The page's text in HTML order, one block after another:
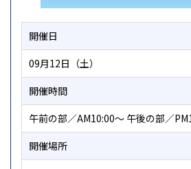
開催日
09月12日（土）
開催時間
午前の部／AM10:00～ 午後の部／
開催場所